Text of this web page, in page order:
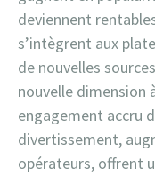
deviennent
s’intègrent aux
de nouvelles
nouvelle dimension
engagement accru
divertissement,
opérateurs, offrent